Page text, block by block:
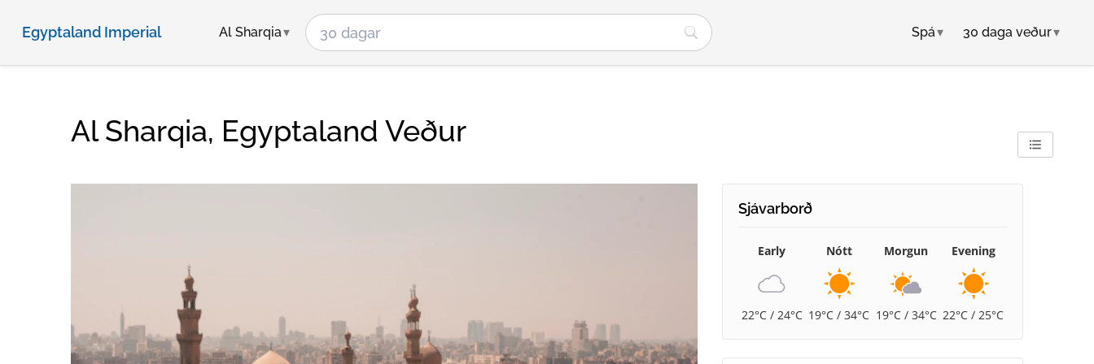
Egyptaland Imperial Al Sharqia Spá▾ 30 daga veður▾
Al Sharqia, Egyptaland Veður
Sjávarborð
Early
22°C / 24°C
Nótt
19°C / 34°C
Morgun
19°C / 34°C
Evening
22°C / 25°C